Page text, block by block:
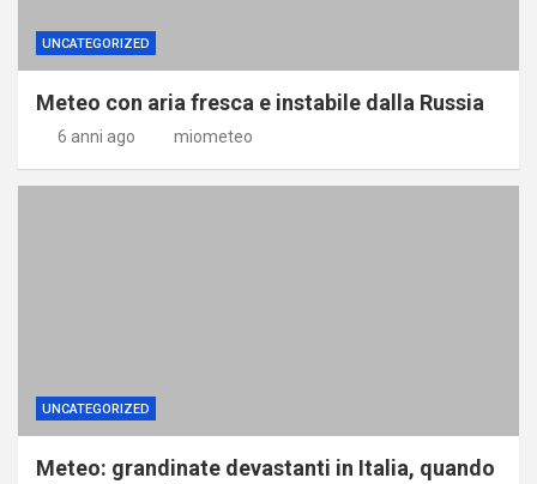
UNCATEGORIZED
Meteo con aria fresca e instabile dalla Russia
6 anni ago miometeo
UNCATEGORIZED
Meteo: grandinate devastanti in Italia, quando